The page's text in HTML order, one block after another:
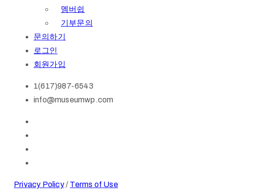
멤버쉽
기부문의
문의하기
로그인
회원가입
1(617)987-6543
info@museumwp.com
Privacy Policy/ Terms of Use